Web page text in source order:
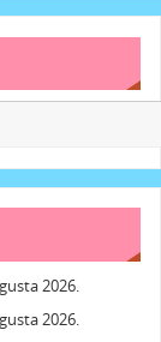
2026.
2026.